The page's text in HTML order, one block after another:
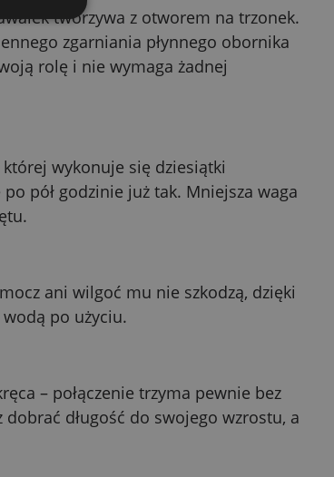
tworzywa z otworem na trzonek.
zgarniania płynnego obornika
rolę i nie wymaga żadnej
wykonuje się dziesiątki
pół godzinie już tak. Mniejsza waga
ani wilgoć mu nie szkodzą, dzięki
po użyciu.
– połączenie trzyma pewnie bez
długość do swojego wzrostu, a